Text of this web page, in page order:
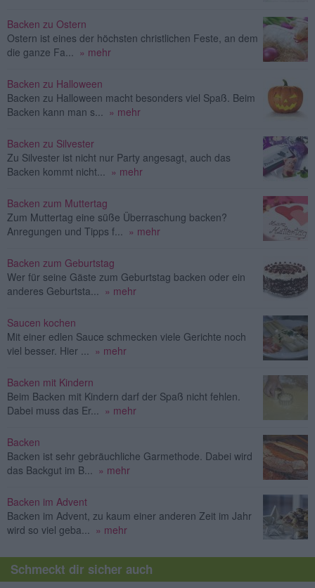
Backen zu Ostern
Ostern ist eines der höchsten christlichen Feste, an dem
die ganze Fa...
» mehr
Backen zu Halloween
Backen zu Halloween macht besonders viel Spaß. Beim
Backen kann man s...
» mehr
Backen zu Silvester
Zu Silvester ist nicht nur Party angesagt, auch das
Backen kommt nicht...
» mehr
Backen zum Muttertag
Zum Muttertag eine süße Überraschung backen?
Anregungen und Tipps f...
» mehr
Backen zum Geburtstag
Wer für seine Gäste zum Geburtstag backen oder ein
anderes Geburtsta...
» mehr
Saucen kochen
Mit einer edlen Sauce schmecken viele Gerichte noch
viel besser. Hier ...
» mehr
Backen mit Kindern
Beim Backen mit Kindern darf der Spaß nicht fehlen.
Dabei muss das Er...
» mehr
Backen
Backen ist sehr gebräuchliche Garmethode. Dabei wird
das Backgut im B...
» mehr
Backen im Advent
Backen im Advent, zu kaum einer anderen Zeit im Jahr
wird so viel geba...
» mehr
Schmeckt dir sicher auch